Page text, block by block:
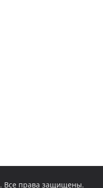
. Все права защищены.